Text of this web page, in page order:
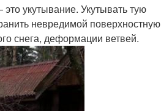
укутывание. Укутывать тую
невредимой поверхностную
снега, деформации ветвей.